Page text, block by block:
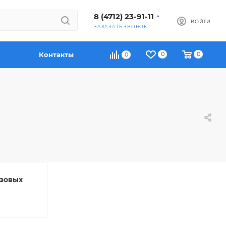
8 (4712) 23-91-11
ЗАКАЗАТЬ ЗВОНОК
ВОЙТИ
0 0 0
Контакты